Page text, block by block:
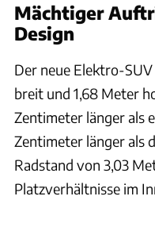
Mächtiger
Design
Der neue Elektro-
breit und 1,68 Meter
Zentimeter länger als
Zentimeter länger als
Radstand von 3,03
Platzverhältnisse im